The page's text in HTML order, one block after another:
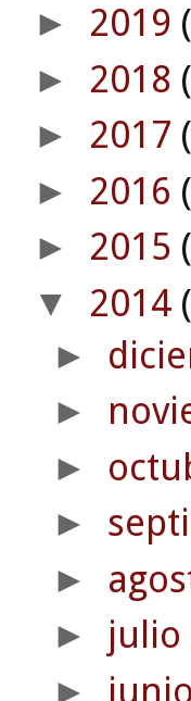
► 2019
► 2018
► 2017
► 2016
► 2015
▼ 2014
►
►
►
►
►
► julio
► junio